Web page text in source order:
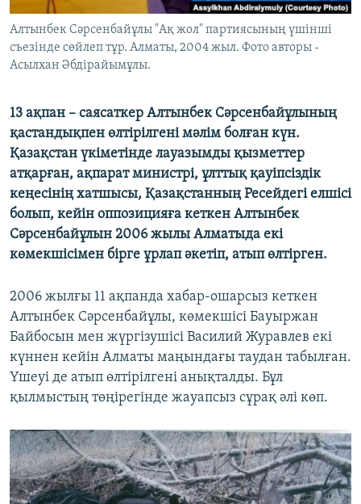
Алтынбек Сәрсенбайұлы "Ақ жол" партиясының үшінші
съезінде сөйлеп тұр. Алматы, 2004 жыл. Фото авторы -
Асылхан Әбдірайымұлы.
13 ақпан – саясаткер Алтынбек Сәрсенбайұлының
қастандықпен өлтірілгені мәлім болған күн.
Қазақстан үкіметінде лауазымды қызметтер
атқарған, ақпарат министрі, ұлттық қауіпсіздік
кеңесінің хатшысы, Қазақстанның Ресейдегі елшісі
болып, кейін оппозицияға кеткен Алтынбек
Сәрсенбайұлын 2006 жылы Алматыда екі
көмекшісімен бірге ұрлап әкетіп, атып өлтірген.
2006 жылғы 11 ақпанда хабар-ошарсыз кеткен
Алтынбек Сәрсенбайұлы, көмекшісі Бауыржан
Байбосын мен жүргізушісі Василий Журавлев екі
күннен кейін Алматы маңындағы таудан табылған.
Үшеуі де атып өлтірілгені анықталды. Бұл
қылмыстың төңірегінде жауапсыз сұрақ әлі көп.